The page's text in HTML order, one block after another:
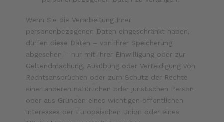
Wenn Sie die Verarbeitung Ihrer
personenbezogenen Daten eingeschränkt haben,
dürfen diese Daten – von ihrer Speicherung
abgesehen – nur mit Ihrer Einwilligung oder zur
Geltendmachung, Ausübung oder Verteidigung von
Rechtsansprüchen oder zum Schutz der Rechte
einer anderen natürlichen oder juristischen Person
oder aus Gründen eines wichtigen öffentlichen
Interesses der Europäischen Union oder eines